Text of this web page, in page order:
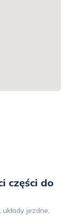
części do
jezdne,